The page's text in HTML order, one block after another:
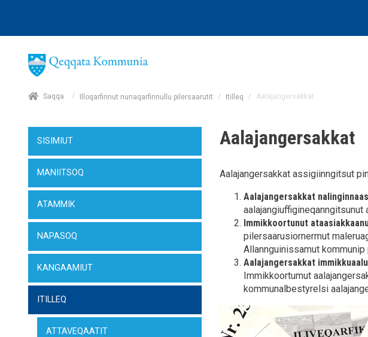
Saqqa / Illoqarfinnut nunaqarfinnullu pilersaarutit / Itilleq / Aalajangersakkat
SISIMIUT
MANIITSOQ
ATAMMIK
NAPASOQ
KANGAAMIUT
ITILLEQ
ATTAVEQAATIT
Aalajangersakkat
Aalajangersakkat assigiinngitsut
Aalajangersakkat
aalajangiuffigineqanngitsunut
Immikkoortunut
pilersaarusiornermut
Allannguinissamut
Aalajangersakkat
Immikkoortumut
kommunalbestyrelsi